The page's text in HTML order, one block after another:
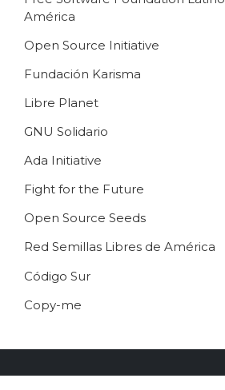
Jono Bacon
Free Software Song
América
Open Source Initiative
Fundación Karisma
Libre Planet
GNU Solidario
Ada Initiative
Fight for the Future
Open Source Seeds
Red Semillas Libres de América
о
и
л
Código Sur
Copy-me